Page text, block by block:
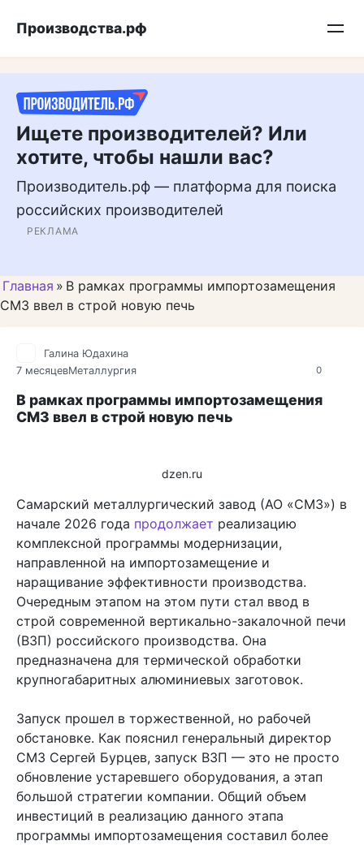
Подписывайтесь на нас в MAX
Производства.рф
Ищете производителей? Или
хотите, чтобы нашли вас?
Производитель.рф — платформа для поиска
российских производителей
РЕКЛАМА
Главная » В рамках программы импортозамещения
СМЗ ввел в строй новую печь
0
Галина Юдахина
7 месяцевМеталлургия
В рамках программы импортозамещения
СМЗ ввел в строй новую печь
dzen.ru
Самарский металлургический завод (АО «СМЗ») в
начале 2026 года продолжает реализацию
комплексной программы модернизации,
направленной на импортозамещение и
наращивание эффективности производства.
Очередным этапом на этом пути стал ввод в
строй современной вертикально-закалочной печи
(ВЗП) российского производства. Она
предназначена для термической обработки
крупногабаритных алюминиевых заготовок.
Запуск прошел в торжественной, но рабочей
обстановке. Как пояснил генеральный директор
СМЗ Сергей Бурцев, запуск ВЗП — это не просто
обновление устаревшего оборудования, а этап
большой стратегии компании. Общий объем
инвестиций в реализацию данного этапа
программы импортозамещения составил более